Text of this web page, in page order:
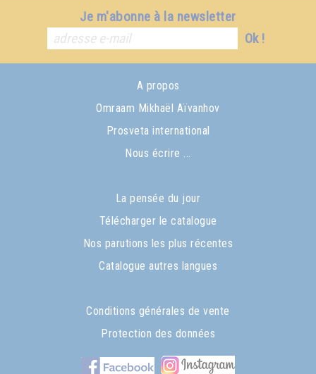
Je m'abonne à la newsletter
Ok !
A propos
Omraam Mikhaël Aïvanhov
Prosveta international
Nous écrire ...
La pensée du jour
Télécharger le catalogue
Nos parutions les plus récentes
Catalogue autres langues
Conditions générales de vente
Protection des données